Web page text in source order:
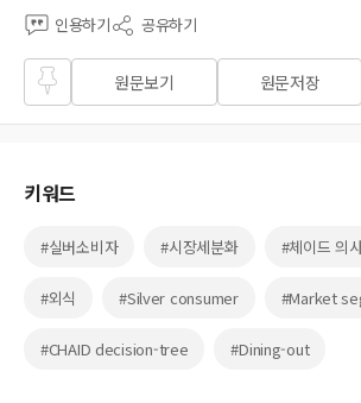
인용하기 공유하기
즐겨
찾기
원문보기 원문저장
키워드
#실버소비자 #시장세분화 #체이드 의
#외식 #Silver consumer #Market
#CHAID decision-tree #Dining-out